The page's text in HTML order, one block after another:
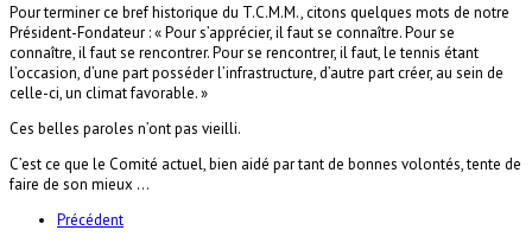
Pour terminer ce bref historique du T.C.M.M., citons quelques mots de notre
Président-Fondateur : « Pour s’apprécier, il faut se connaître. Pour se
connaître, il faut se rencontrer. Pour se rencontrer, il faut, le tennis étant
l’occasion, d’une part posséder l’infrastructure, d’autre part créer, au sein de
celle-ci, un climat favorable. »
Ces belles paroles n’ont pas vieilli.
C’est ce que le Comité actuel, bien aidé par tant de bonnes volontés, tente de
faire de son mieux …
Précédent